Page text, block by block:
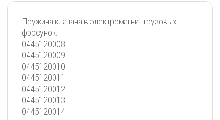
Пружина клапана в электромагнит грузовых
форсунок:
0445120008
0445120009
0445120010
0445120011
0445120012
0445120013
0445120014